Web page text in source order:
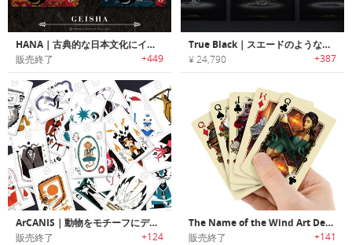
HANA｜古典的な日本文化にインスパイアされたラグジュアリートランプセット「ハナ」
販売終了 +449
True Black｜スエードのような手触りのブラックマット仕上げタロットカードセット「トゥルーブラック」
¥ 24,790 +387
ArCANIS｜動物をモチーフにデザインされたタロットカードデッキセット「アーカニス」
販売終了 +124
The Name of the Wind Art Deck｜大人気ファンタジー小説「The Name of the Wind」カードセット
販売終了 +141